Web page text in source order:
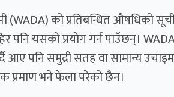
(WADA) को प्रतिबन्धित औषधिको
पनि यसको प्रयोग गर्न पाउँछन्।
आए पनि समुद्री सतह वा सामान्य
प्रमाण भने फेला परेको छैन।